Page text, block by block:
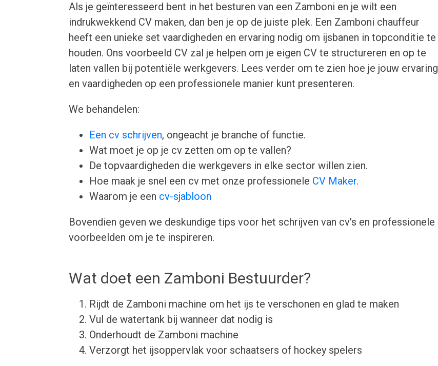
Als je geïnteresseerd bent in het besturen van een Zamboni en je wilt een
indrukwekkend CV maken, dan ben je op de juiste plek. Een Zamboni chauffeur
heeft een unieke set vaardigheden en ervaring nodig om ijsbanen in topconditie te
houden. Ons voorbeeld CV zal je helpen om je eigen CV te structureren en op te
laten vallen bij potentiële werkgevers. Lees verder om te zien hoe je jouw ervaring
en vaardigheden op een professionele manier kunt presenteren.
We behandelen:
Een cv schrijven, ongeacht je branche of functie.
Wat moet je op je cv zetten om op te vallen?
De topvaardigheden die werkgevers in elke sector willen zien.
Hoe maak je snel een cv met onze professionele CV Maker.
Waarom je een cv-sjabloon
Bovendien geven we deskundige tips voor het schrijven van cv's en professionele
voorbeelden om je te inspireren.
Wat doet een Zamboni Bestuurder?
Rijdt de Zamboni machine om het ijs te verschonen en glad te maken
Vul de watertank bij wanneer dat nodig is
Onderhoudt de Zamboni machine
Verzorgt het ijsoppervlak voor schaatsers of hockey spelers